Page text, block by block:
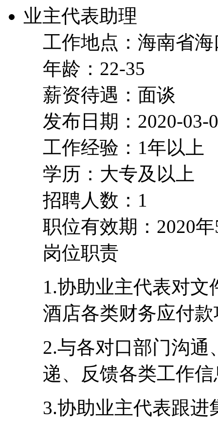
业主代表助理
工作地点：海南省
年龄：22-35
薪资待遇：面谈
发布日期：2020-03-
工作经验：1年以上
学历：大专及以上
招聘人数：1
职位有效期：2020
岗位职责
1.协助业主代表对
酒店各类财务应付
2.与各对口部门沟
递、反馈各类工作
3.协助业主代表跟